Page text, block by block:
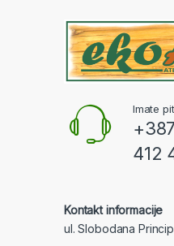
Imate
412
Kontakt informacije
ul. Slobodana